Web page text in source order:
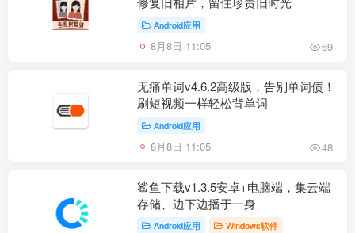
Android应用
8月8日 11:05 69
无痛单词v4.6.2高级版，告别单词债！
刷短视频一样轻松背单词
Android应用
8月8日 11:05 48
鲨鱼下载v1.3.5安卓+电脑端，集云端
存储、边下边播于一身
Android应用 Windows软件